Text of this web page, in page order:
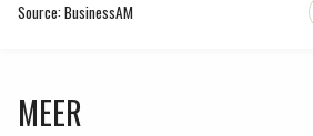
Source: BusinessAM
MEER